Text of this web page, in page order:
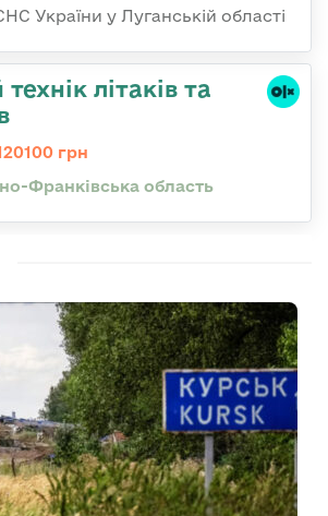
України у Луганській області
літаків та
грн
Франківська область